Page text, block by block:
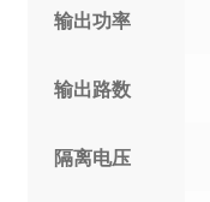
输出功率
输出路数
隔离电压